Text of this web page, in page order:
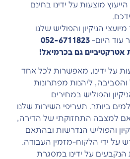
מוצעות על ידינו בחינם
הניקיון והפוליש שלנו
עוד היום- 052-6711823
אטרקטיביים גם בכרמיאל!
על ידינו, מאפשרות לכל אחד
ליהנות מפתרונות
והפוליש במחירים
ביותר. תעריפי השירות שלנו
למצבה התחזוקתי של הדירה,
והפוליש הנדרשות ובהתאם
על ידי הלקוח-מזמין העבודה.
על ידינו במסגרת